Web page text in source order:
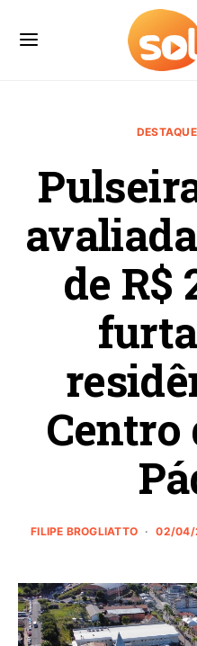
de R$
Centro
FILIPE BROGLIATTO 02/04/